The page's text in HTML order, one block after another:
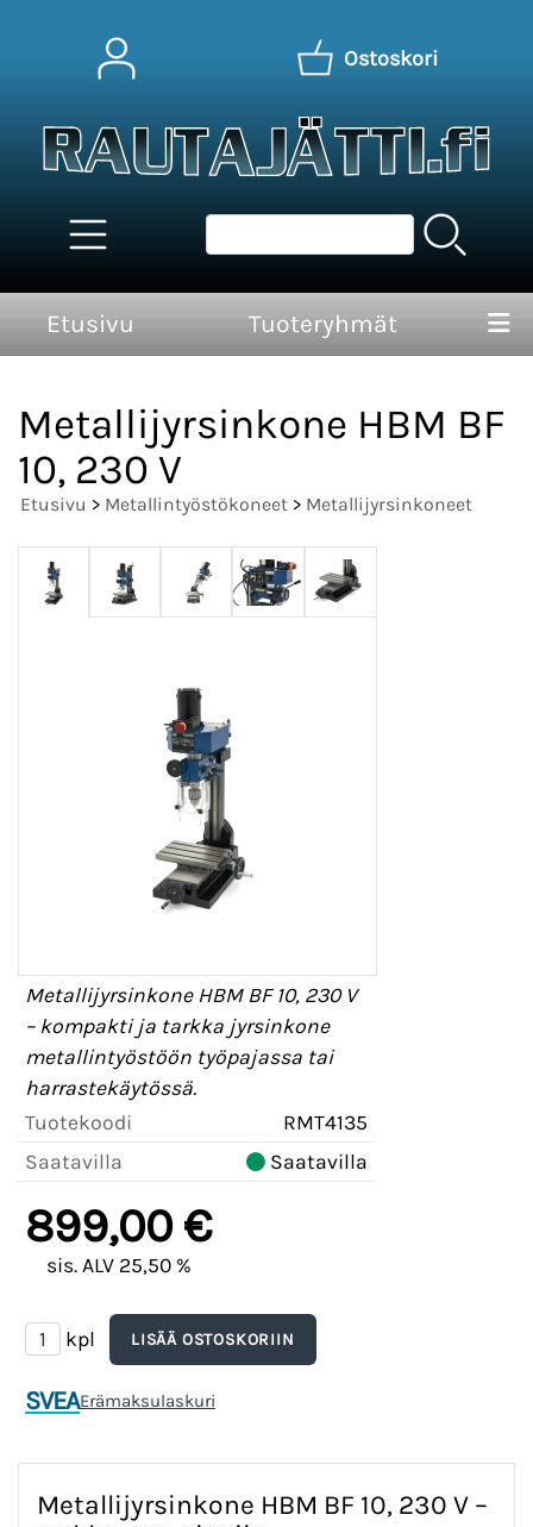
Ostoskori
Etusivu Tuoteryhmät
Metallijyrsinkone HBM BF
10, 230 V
Etusivu > Metallintyöstökoneet > Metallijyrsinkoneet
Metallijyrsinkone HBM BF 10, 230 V
– kompakti ja tarkka jyrsinkone
metallintyöstöön työpajassa tai
harrastekäytössä.
Tuotekoodi
RMT4135
Saatavilla
Saatavilla
899,00 €
sis. ALV 25,50 %
kpl
SVEAErämaksulaskuri
Metallijyrsinkone HBM BF 10, 230 V –